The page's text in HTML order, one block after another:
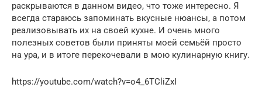
раскрываются в данном видео, что тоже интересно. Я
всегда стараюсь запоминать вкусные нюансы, а потом
реализовывать их на своей кухне. И очень много
полезных советов были приняты моей семьёй просто
на ура, и в итоге перекочевали в мою кулинарную книгу.
https://youtube.com/watch?v=o4_6TCliZxI